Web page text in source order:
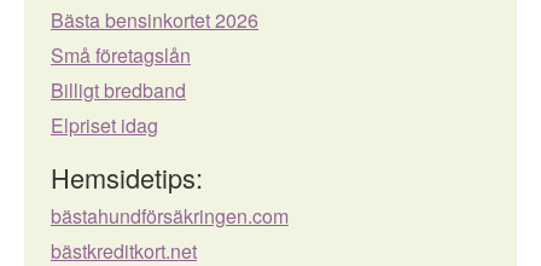
Bästa bensinkortet 2026
Små företagslån
Billigt bredband
Elpriset idag
Hemsidetips:
bästahundförsäkringen.com
bästkreditkort.net